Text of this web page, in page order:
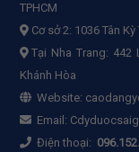
TPHCM
Cơ sở 2: 1036 Tân
Tại Nha Trang: 442
Khánh Hòa
Website:
Email:
Điện thoại: